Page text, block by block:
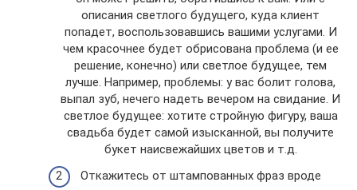
описания светлого будущего, куда клиент
попадет, воспользовавшись вашими услугами. И
чем красочнее будет обрисована проблема (и ее
решение, конечно) или светлое будущее, тем
лучше. Например, проблемы: у вас болит голова,
выпал зуб, нечего надеть вечером на свидание. И
светлое будущее: хотите стройную фигуру, ваша
свадьба будет самой изысканной, вы получите
букет наисвежайших цветов и т.д.
Откажитесь от штампованных фраз вроде